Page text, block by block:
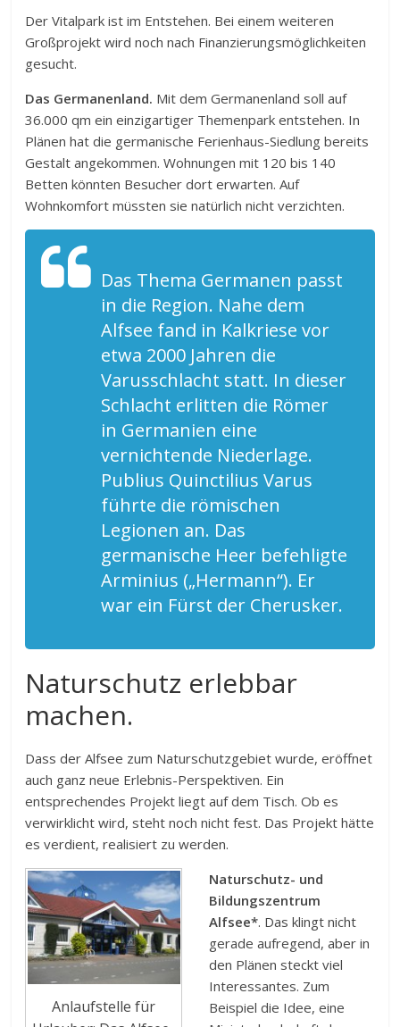
Der Vitalpark ist im Entstehen. Bei einem weiteren
Großprojekt wird noch nach Finanzierungsmöglichkeiten
gesucht.
Das Germanenland. Mit dem Germanenland soll auf
36.000 qm ein einzigartiger Themenpark entstehen. In
Plänen hat die germanische Ferienhaus-Siedlung bereits
Gestalt angekommen. Wohnungen mit 120 bis 140
Betten könnten Besucher dort erwarten. Auf
Wohnkomfort müssten sie natürlich nicht verzichten.
Das Thema Germanen passt
in die Region. Nahe dem
Alfsee fand in Kalkriese vor
etwa 2000 Jahren die
Varusschlacht statt. In dieser
Schlacht erlitten die Römer
in Germanien eine
vernichtende Niederlage.
Publius Quinctilius Varus
führte die römischen
Legionen an. Das
germanische Heer befehligte
Arminius („Hermann“). Er
war ein Fürst der Cherusker.
Naturschutz erlebbar
machen.
Dass der Alfsee zum Naturschutzgebiet wurde, eröffnet
auch ganz neue Erlebnis-Perspektiven. Ein
entsprechendes Projekt liegt auf dem Tisch. Ob es
verwirklicht wird, steht noch nicht fest. Das Projekt hätte
es verdient, realisiert zu werden.
Anlaufstelle für
Naturschutz- und
Bildungszentrum
Alfsee*. Das klingt nicht
gerade aufregend, aber in
den Plänen steckt viel
Interessantes. Zum
Beispiel die Idee, eine